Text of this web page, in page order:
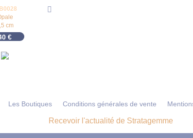
cm
€
Les Boutiques Conditions générales de vente
Recevoir l'actualité de Stratagemme